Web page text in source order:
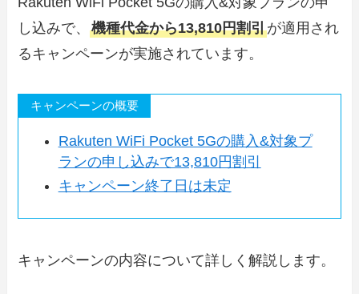
し込みで、機種代金から13,810円割引が適用され
るキャンペーンが実施されています。
キャンペーンの概要
Rakuten WiFi Pocket 5Gの購入&対象プ
ランの申し込みで13,810円割引
キャンペーン終了日は未定
キャンペーンの内容について詳しく解説します。